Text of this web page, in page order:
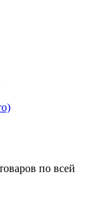
по всей